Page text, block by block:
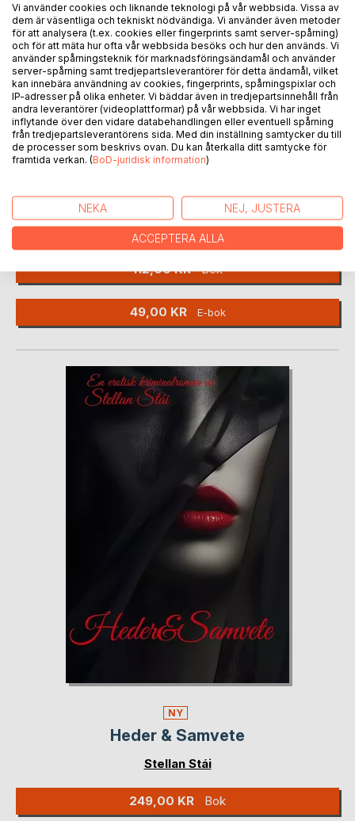
The last day shift
Alexander Hellström
112,00 KR Bok
49,00 KR E-bok
NY
Heder & Samvete
Stellan Stái
249,00 KR Bok
Vi använder cookies och liknande teknologi på vår webbsida. Vissa av
dem är väsentliga och tekniskt nödvändiga. Vi använder även metoder
för att analysera (t.ex. cookies eller fingerprints samt server-spårning)
och för att mäta hur ofta vår webbsida besöks och hur den används. Vi
använder spårningsteknik för marknadsföringsändamål och använder
server-spårning samt tredjepartsleverantörer för detta ändamål, vilket
kan innebära användning av cookies, fingerprints, spårningspixlar och
IP-adresser på olika enheter. Vi bäddar även in tredjepartsinnehåll från
andra leverantörer (videoplattformar) på vår webbsida. Vi har inget
inflytande över den vidare databehandlingen eller eventuell spårning
från tredjepartsleverantörens sida. Med din inställning samtycker du till
de processer som beskrivs ovan. Du kan återkalla ditt samtycke för
framtida verkan. (BoD-juridisk information)
NEKA NEJ, JUSTERA
ACCEPTERA ALLA